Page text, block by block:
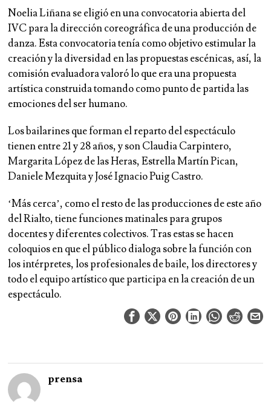
Noelia Liñana se eligió en una convocatoria abierta del
IVC para la dirección coreográfica de una producción de
danza. Esta convocatoria tenía como objetivo estimular la
creación y la diversidad en las propuestas escénicas, así, la
comisión evaluadora valoró lo que era una propuesta
artística construida tomando como punto de partida las
emociones del ser humano.
Los bailarines que forman el reparto del espectáculo
tienen entre 21 y 28 años, y son Claudia Carpintero,
Margarita López de las Heras, Estrella Martín Pican,
Daniele Mezquita y José Ignacio Puig Castro.
‘Más cerca’, como el resto de las producciones de este año
del Rialto, tiene funciones matinales para grupos
docentes y diferentes colectivos. Tras estas se hacen
coloquios en que el público dialoga sobre la función con
los intérpretes, los profesionales de baile, los directores y
todo el equipo artístico que participa en la creación de un
espectáculo.
prensa